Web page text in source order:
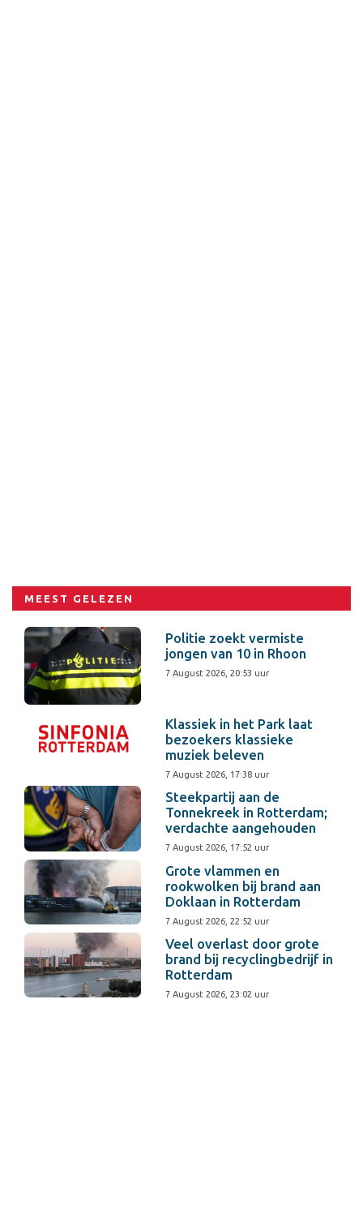
MEEST GELEZEN
Politie zoekt vermiste
jongen van 10 in Rhoon
7 August 2026, 20:53 uur
Klassiek in het Park laat
bezoekers klassieke
muziek beleven
7 August 2026, 17:38 uur
Steekpartij aan de
Tonnekreek in Rotterdam;
verdachte aangehouden
7 August 2026, 17:52 uur
Grote vlammen en
rookwolken bij brand aan
Doklaan in Rotterdam
7 August 2026, 22:52 uur
Veel overlast door grote
brand bij recyclingbedrijf in
Rotterdam
7 August 2026, 23:02 uur